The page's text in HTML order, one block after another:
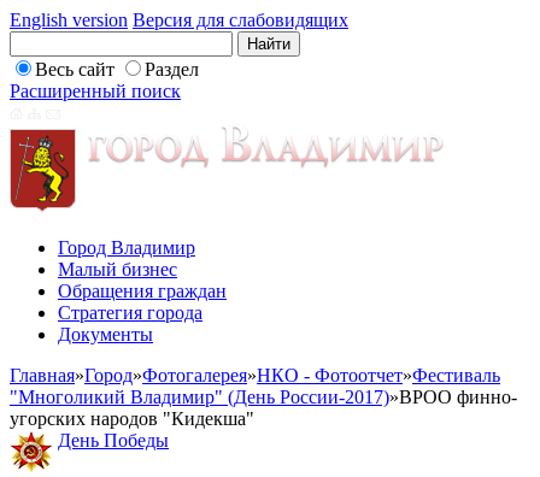
English version Версия для слабовидящих
Весь сайт
Раздел
Расширенный поиск
Город Владимир
Малый бизнес
Обращения граждан
Стратегия города
Документы
Главная»Город»Фотогалерея»НКО - Фотоотчет»Фестиваль
"Многоликий Владимир" (День России-2017)»ВРОО финно-
угорских народов "Кидекша"
День Победы